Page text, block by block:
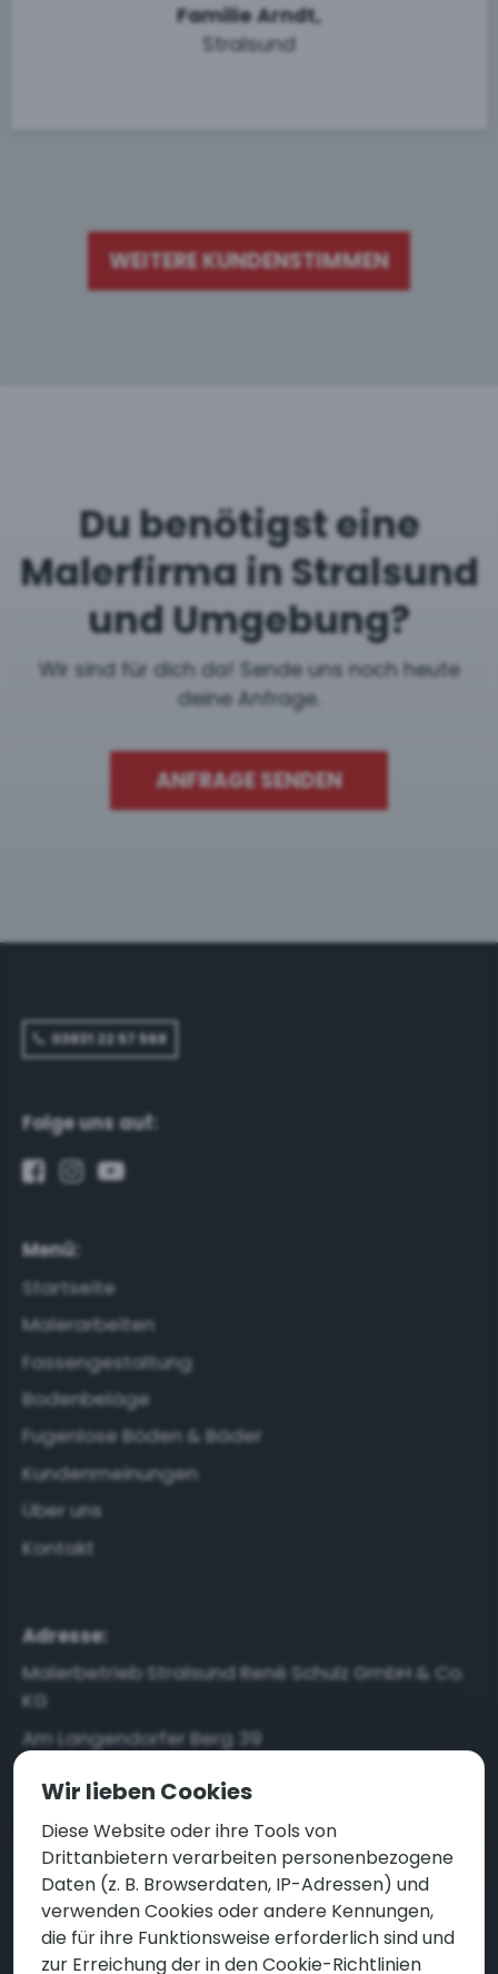
Familie Arndt,
Stralsund
WEITERE KUNDENSTIMMEN
Du benötigst eine
Malerfirma in Stralsund
und Umgebung?
Wir sind für dich da! Sende uns noch heute
deine Anfrage.
ANFRAGE SENDEN
03831 22 57 568
Folge uns auf:
Menü:
Startseite
Malerarbeiten
Fassengestaltung
Bodenbeläge
Fugenlose Böden & Bäder
Kundenmeinungen
Über uns
Kontakt
Adresse:
Malerbetrieb Stralsund René Schulz GmbH & Co.
KG
Am Langendorfer Berg 39
18442 Stralsund
Anfrage senden
Wir lieben Cookies
Diese Website oder ihre Tools von
Drittanbietern verarbeiten personenbezogene
Daten (z. B. Browserdaten, IP-Adressen) und
verwenden Cookies oder andere Kennungen,
die für ihre Funktionsweise erforderlich sind und
zur Erreichung der in den Cookie-Richtlinien